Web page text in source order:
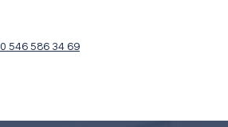
546 586 34 69